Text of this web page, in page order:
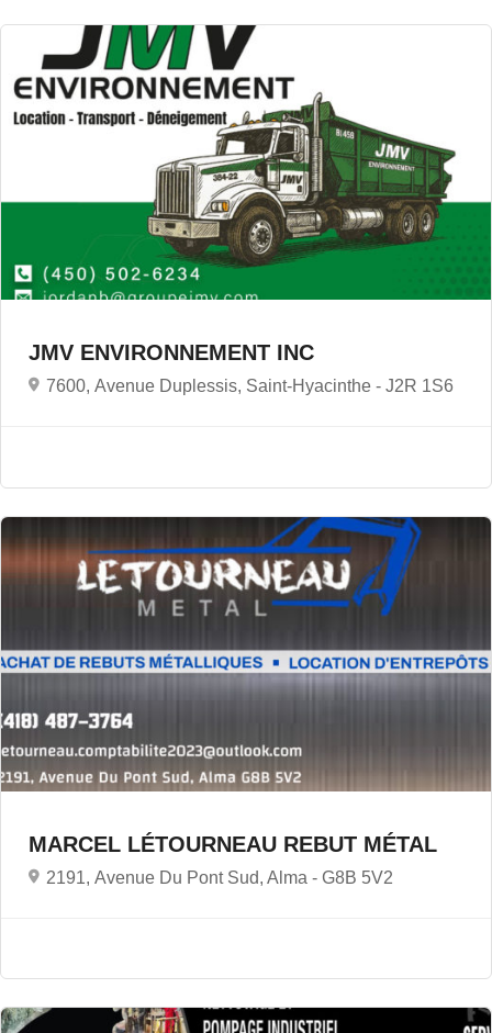
JMV ENVIRONNEMENT INC
7600, Avenue Duplessis, Saint-Hyacinthe - J2R 1S6
MARCEL LÉTOURNEAU REBUT MÉTAL
2191, Avenue Du Pont Sud, Alma - G8B 5V2